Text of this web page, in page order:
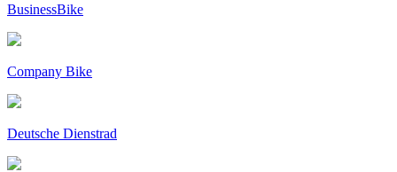
BusinessBike
Company Bike
Deutsche Dienstrad